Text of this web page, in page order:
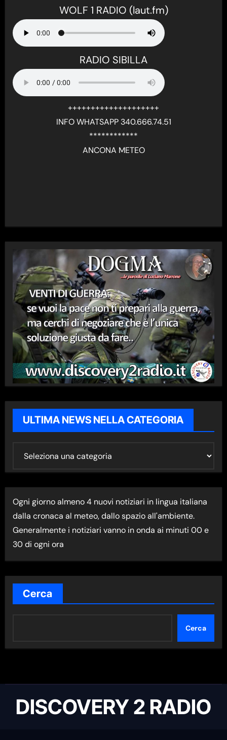
WOLF 1 RADIO (laut.fm)
RADIO SIBILLA
++++++++++++++++++++
INFO WHATSAPP 340.666.74.51
************
ANCONA METEO
ULTIMA NEWS NELLA CATEGORIA
M
A
N
E
W
S
E
A
Ogni giorno almeno 4 nuovi notiziari in lingua italiana
dalla cronaca al meteo, dallo spazio all'ambiente.
Generalmente i notiziari vanno in onda ai minuti 00 e
30 di ogni ora
Cerca
Cerca
DISCOVERY 2 RADIO